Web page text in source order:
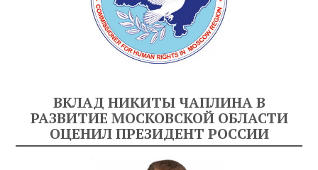
ВКЛАД НИКИТЫ ЧАПЛИНА В
РАЗВИТИЕ МОСКОВСКОЙ ОБЛАСТИ
ОЦЕНИЛ ПРЕЗИДЕНТ РОССИИ